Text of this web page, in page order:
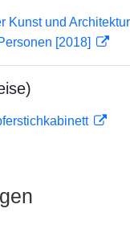
Kunst und
[2018]